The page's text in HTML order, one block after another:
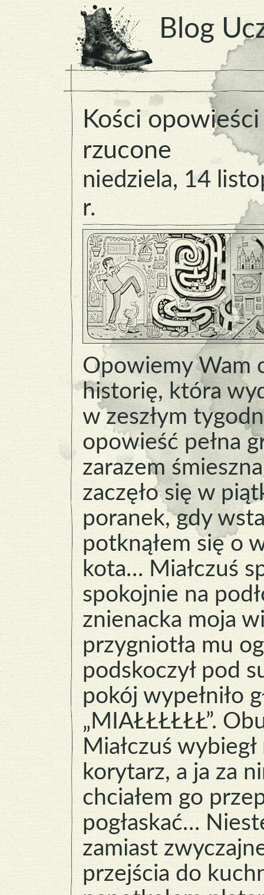
Blog
Kości opowieści
rzucone
niedziela, 14
r.
Opowiemy Wam
historię, która
w zeszłym
opowieść pełna
zarazem
zaczęło się w
poranek, gdy
potknąłem się o
kota… Miałczuś
spokojnie na
znienacka moja
przygniotła mu
podskoczył pod
pokój wypełniło
„MIAŁŁŁŁŁŁ”.
Miałczuś wybiegł
korytarz, a ja za
chciałem go
pogłaskać…
zamiast
przejścia do